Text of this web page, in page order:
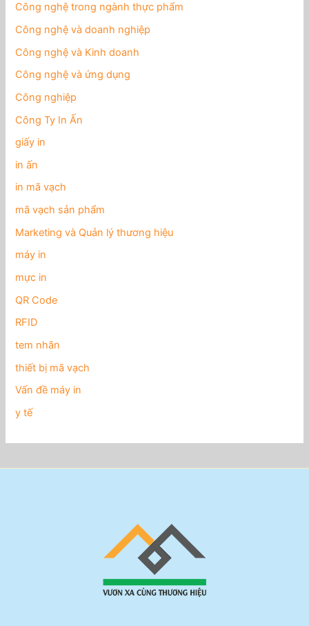
Công nghệ trong ngành thực phẩm
Công nghệ và doanh nghiệp
Công nghệ và Kinh doanh
Công nghệ và ứng dụng
Công nghiệp
Công Ty In Ấn
giấy in
in ấn
in mã vạch
mã vạch sản phẩm
Marketing và Quản lý thương hiệu
máy in
mực in
QR Code
RFID
tem nhãn
thiết bị mã vạch
Vấn đề máy in
y tế